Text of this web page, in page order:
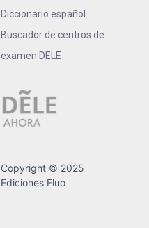
Diccionario español
Buscador de centros de
examen DELE
Copyright © 2025
Ediciones Fluo